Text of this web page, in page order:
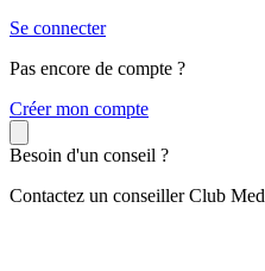
Se connecter
Pas encore de compte ?
Créer mon compte
Besoin d'un conseil ?
Contactez un conseiller Club Med